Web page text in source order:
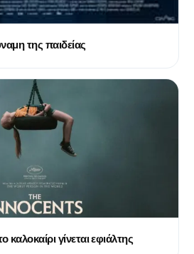
της παιδείας
γίνεται εφιάλτης